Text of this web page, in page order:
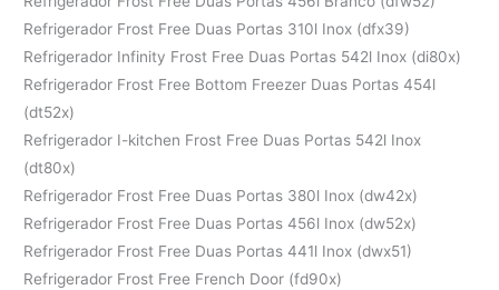
Refrigerador Frost Free Duas Portas 310l Inox (dfx39)
Refrigerador Infinity Frost Free Duas Portas 542l Inox (di80x)
Refrigerador Frost Free Bottom Freezer Duas Portas 454l
(dt52x)
Refrigerador I-kitchen Frost Free Duas Portas 542l Inox
(dt80x)
Refrigerador Frost Free Duas Portas 380l Inox (dw42x)
Refrigerador Frost Free Duas Portas 456l Inox (dw52x)
Refrigerador Frost Free Duas Portas 441l Inox (dwx51)
Refrigerador Frost Free French Door (fd90x)